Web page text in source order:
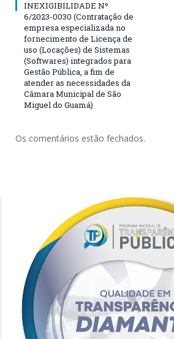
INEXIGIBILIDADE Nº
6/2023-0030 (Contratação de
empresa especializada no
fornecimento de Licença de
uso (Locações) de Sistemas
(Softwares) integrados para
Gestão Pública, a fim de
atender as necessidades da
Câmara Municipal de São
Miguel do Guamá)
Os comentários estão fechados.